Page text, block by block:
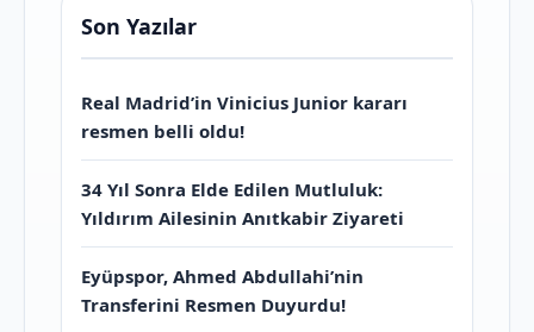
Son Yazılar
Real Madrid’in Vinicius Junior kararı
resmen belli oldu!
34 Yıl Sonra Elde Edilen Mutluluk:
Yıldırım Ailesinin Anıtkabir Ziyareti
Eyüpspor, Ahmed Abdullahi’nin
Transferini Resmen Duyurdu!